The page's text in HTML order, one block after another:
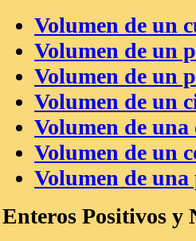
Volumen de un
Volumen de un
Volumen de un
Volumen de un
Volumen de una
Volumen de un
Volumen de
Enteros Positivos y